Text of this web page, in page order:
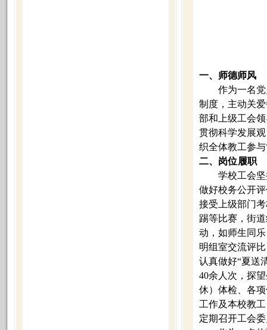
一、师德师风
作为一名
制度，主动关
部和上级工会
贯彻科学发展
织全体教工参
二、岗位履职
学校工会
做好校务公开
接受上级部门
踢等比赛，街
动，如师生同
明组室交流评
认真做好“夏送
40余人次，探
休）体检、各
工作及本校教
定期召开工会